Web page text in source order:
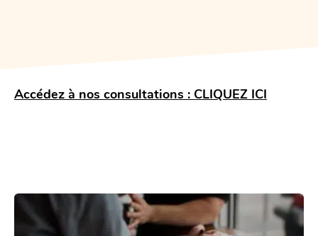
Accédez à nos consultations : CLIQUEZ ICI